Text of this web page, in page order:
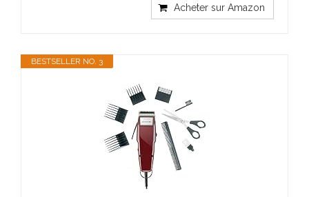
Acheter sur Amazon
BESTSELLER NO. 3